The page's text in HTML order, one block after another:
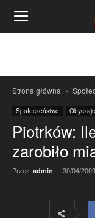
Strona główna
Społeczeństwo Obyczaje
Piotrków:
zarobiło
Przez admin - 30/04/2009